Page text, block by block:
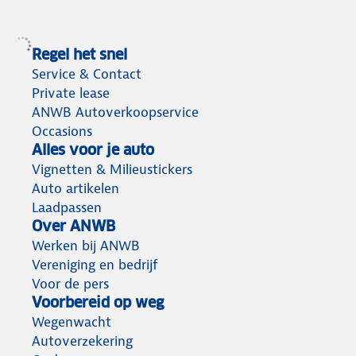
Regel het snel
Service & Contact
Private lease
ANWB Autoverkoopservice
Occasions
Alles voor je auto
Vignetten & Milieustickers
Auto artikelen
Laadpassen
Over ANWB
Werken bij ANWB
Vereniging en bedrijf
Voor de pers
Voorbereid op weg
Wegenwacht
Autoverzekering